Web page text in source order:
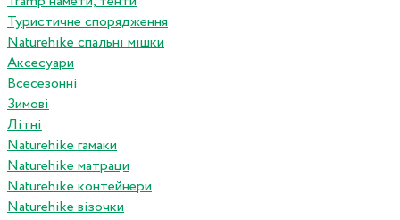
Туристичне спорядження
Naturehike спальні мішки
Аксесуари
Всесезонні
Зимові
Літні
Naturehike гамаки
Naturehike матраци
Naturehike контейнери
Naturehike візочки